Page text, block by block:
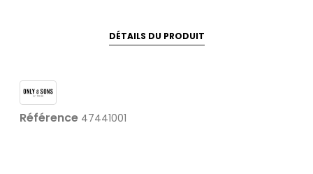
DÉTAILS DU PRODUIT
Référence 47441001